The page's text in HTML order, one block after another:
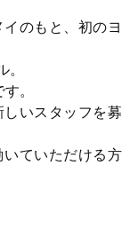
のもと、初のヨ
。
。
いスタッフを募
ていただける方